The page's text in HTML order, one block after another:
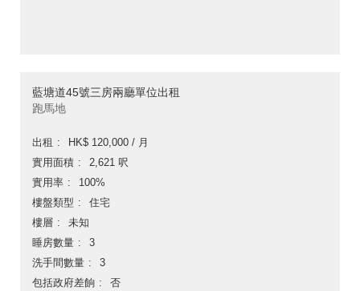
藍塘道45號三房兩廳單位出租
跑馬地
出租
HK$ 120,000 / 月
實用面積
2,621 呎
實用率
100%
樓盤類型
住宅
樓層
未知
睡房數量
3
洗手間數量
3
包括政府差餉
否